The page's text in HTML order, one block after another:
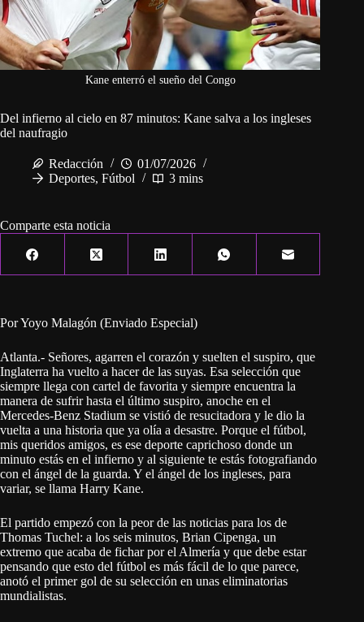
Kane enterró el sueño del Congo
Del infierno al cielo en 87 minutos: Kane salva a los ingleses
del naufragio
Redacción
01/07/2026
Deportes, Fútbol 3 mins
Comparte esta noticia
Por Yoyo Malagón (Enviado Especial)
Atlanta.- Señores, agarren el corazón y suelten el suspiro, que
Inglaterra ha vuelto a hacer de las suyas. Esa selección que
siempre llega con cartel de favorita y siempre encuentra la
manera de sufrir hasta el último suspiro, anoche en el
Mercedes-Benz Stadium se vistió de resucitadora y le dio la
vuelta a una historia que ya olía a desastre. Porque el fútbol,
mis queridos amigos, es ese deporte caprichoso donde un
minuto estás en el infierno y al siguiente te estás fotografiando
con el ángel de la guarda. Y el ángel de los ingleses, para
variar, se llama Harry Kane.
El partido empezó con la peor de las noticias para los de
Thomas Tuchel: a los seis minutos, Brian Cipenga, un
extremo que acaba de fichar por el Almería y que debe estar
pensando que esto del fútbol es más fácil de lo que parece,
anotó el primer gol de su selección en unas eliminatorias
mundialistas.